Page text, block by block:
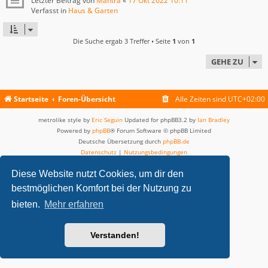
Diese Website nutzt Cookies, um dir den
bestmöglichen Komfort bei der Nutzung zu
bieten. Mehr erfahren
Verstanden!
Verfasst in Haus & Garten
Die Suche ergab 3 Treffer • Seite 1 von 1
GEHE ZU
Startseite Foren-Übersicht Alle Zeiten sind UTC+02:00
metrolike style by Eric Seguin Updated for phpBB3.2 by Ian Bradley
Powered by phpBB® Forum Software © phpBB Limited
Deutsche Übersetzung durch phpBB.de
Datenschutz | Nutzungsbedingungen